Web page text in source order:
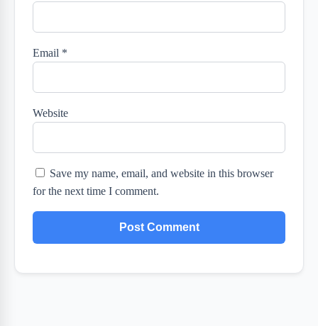
Email *
Website
Save my name, email, and website in this browser
for the next time I comment.